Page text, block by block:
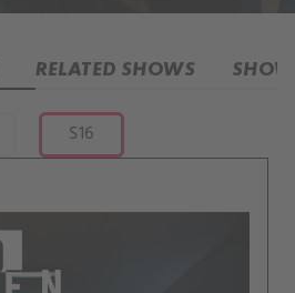
RELATED SHOWS
S16